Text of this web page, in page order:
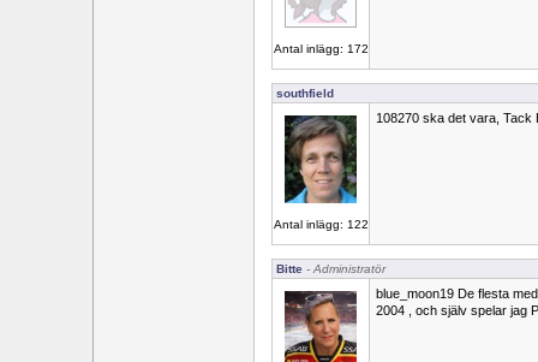
Antal inlägg: 172
southfield
Antal inlägg: 122
108270 ska det vara, Tack
Bitte - Administratör
blue_moon19 De flesta
2004 , och själv spelar jag